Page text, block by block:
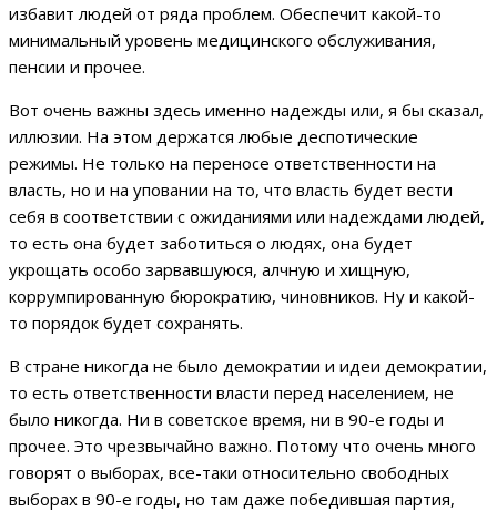
избавит людей от ряда проблем. Обеспечит какой-то
минимальный уровень медицинского обслуживания,
пенсии и прочее.
Вот очень важны здесь именно надежды или, я бы сказал,
иллюзии. На этом держатся любые деспотические
режимы. Не только на переносе ответственности на
власть, но и на уповании на то, что власть будет вести
себя в соответствии с ожиданиями или надеждами людей,
то есть она будет заботиться о людях, она будет
укрощать особо зарвавшуюся, алчную и хищную,
коррумпированную бюрократию, чиновников. Ну и какой-
то порядок будет сохранять.
В стране никогда не было демократии и идеи демократии,
то есть ответственности власти перед населением, не
было никогда. Ни в советское время, ни в 90-е годы и
прочее. Это чрезвычайно важно. Потому что очень много
говорят о выборах, все-таки относительно свободных
выборах в 90-е годы, но там даже победившая партия,